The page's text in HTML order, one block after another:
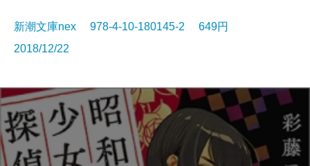
新潮文庫nex 978-4-10-180145-2 649円
2018/12/22